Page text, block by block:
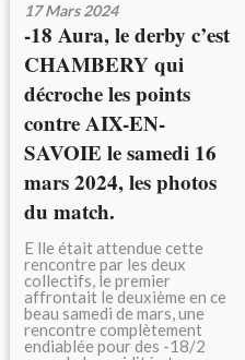
17 Mars 2024
-18 Aura, le derby c’est
CHAMBERY qui
décroche les points
contre AIX-EN-
SAVOIE le samedi 16
mars 2024, les photos
du match.
E lle était attendue cette
rencontre par les deux
collectifs, le premier
affrontait le deuxième en ce
beau samedi de mars, une
rencontre complètement
endiablée pour des -18/2